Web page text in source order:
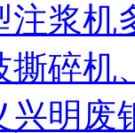
注浆
撕碎
兴明